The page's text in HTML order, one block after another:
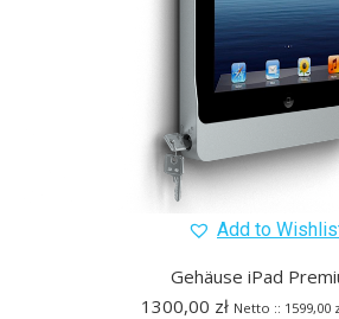
Add to
Gehäuse iPad
1300,00 zł Netto :: 1599,00